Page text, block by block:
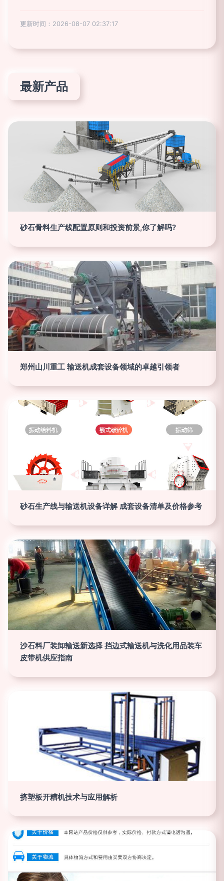
更新时间：2026-08-07 02:37:17
最新产品
砂石骨料生产线配置原则和投资前景,你了解吗?
郑州山川重工 输送机成套设备领域的卓越引领者
砂石生产线与输送机设备详解 成套设备清单及价格参考
沙石料厂装卸输送新选择 挡边式输送机与洗化用品装车
皮带机供应指南
挤塑板开糟机技术与应用解析